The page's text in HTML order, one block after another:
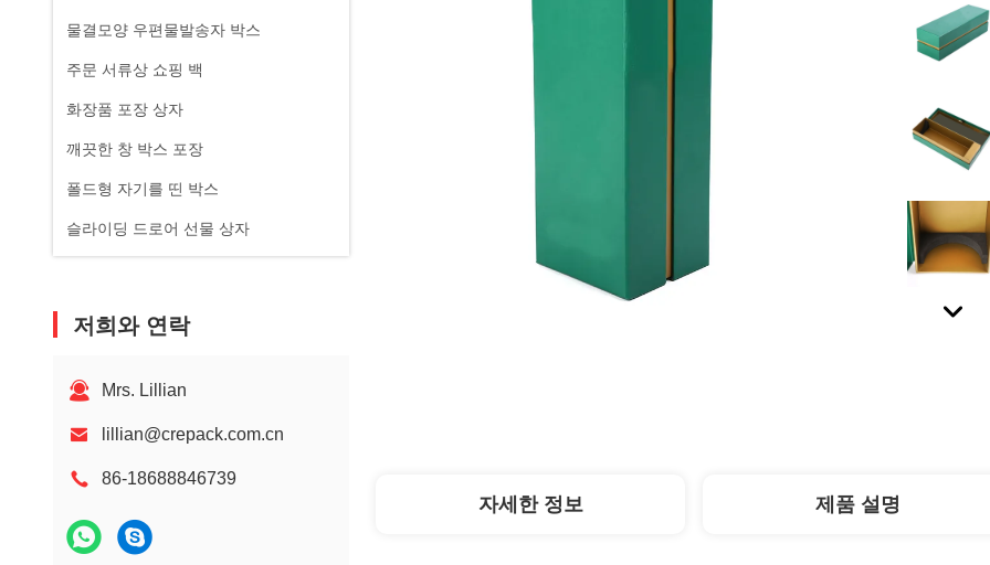
물결모양 우편물발송자 박스
주문 서류상 쇼핑 백
화장품 포장 상자
깨끗한 창 박스 포장
폴드형 자기를 띤 박스
슬라이딩 드로어 선물 상자
저희와 연락
Mrs. Lillian
lillian@crepack.com.cn
86-18688846739
자세한 정보 제품 설명